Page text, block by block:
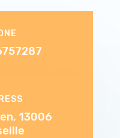
13006